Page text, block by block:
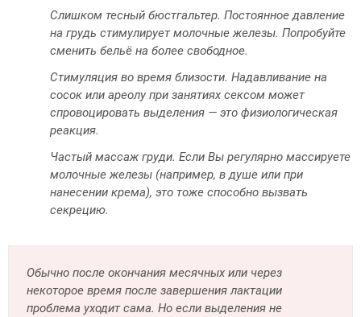
Слишком тесный бюстгальтер. Постоянное давление
на грудь стимулирует молочные железы. Попробуйте
сменить бельё на более свободное.
Стимуляция во время близости. Надавливание на
сосок или ареолу при занятиях сексом может
спровоцировать выделения — это физиологическая
реакция.
Частый массаж груди. Если Вы регулярно массируете
молочные железы (например, в душе или при
нанесении крема), это тоже способно вызвать
секрецию.
Обычно после окончания месячных или через
некоторое время после завершения лактации
проблема уходит сама. Но если выделения не